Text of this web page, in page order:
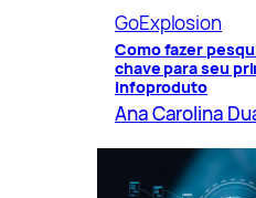
GoExplosion
Como fazer
chave para seu
infoproduto
Ana Carolina